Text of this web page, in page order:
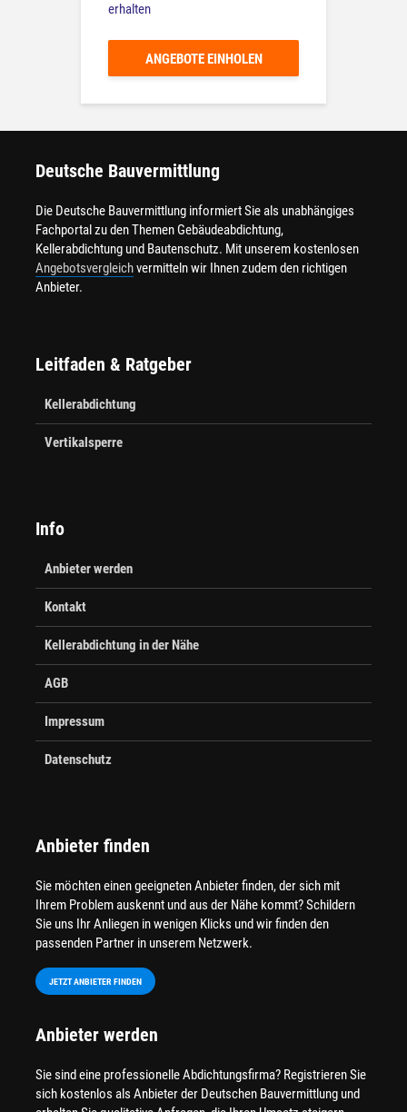
erhalten
ANGEBOTE EINHOLEN
Deutsche Bauvermittlung
Die Deutsche Bauvermittlung informiert Sie als unabhängiges
Fachportal zu den Themen Gebäudeabdichtung,
Kellerabdichtung und Bautenschutz. Mit unserem kostenlosen
Angebotsvergleichvermitteln wir Ihnen zudem den richtigen
Anbieter.
Leitfaden & Ratgeber
Kellerabdichtung
Vertikalsperre
Info
Anbieter werden
Kontakt
Kellerabdichtung in der Nähe
AGB
Impressum
Datenschutz
Anbieter finden
Sie möchten einen geeigneten Anbieter finden, der sich mit
Ihrem Problem auskennt und aus der Nähe kommt? Schildern
Sie uns Ihr Anliegen in wenigen Klicks und wir finden den
passenden Partner in unserem Netzwerk.
JETZT ANBIETER FINDEN
Anbieter werden
Sie sind eine professionelle Abdichtungsfirma? Registrieren Sie
sich kostenlos als Anbieter der Deutschen Bauvermittlung und